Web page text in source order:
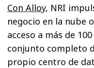
Con Alloy, NRI
negocio en la nube
acceso a más de
conjunto completo
propio centro de